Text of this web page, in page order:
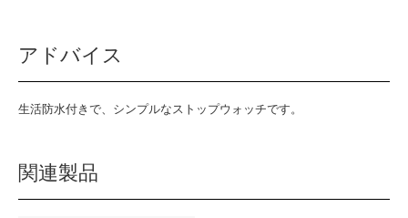
アドバイス
生活防水付きで、シンプルなストップウォッチです。
関連製品